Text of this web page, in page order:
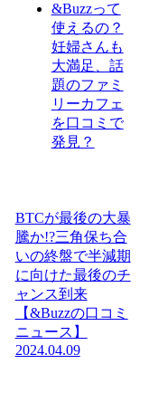
&Buzzって
使えるの？
妊婦さんも
大満足、話
題のファミ
リーカフェ
を口コミで
発見？
BTCが最後の大暴
騰か!?三角保ち合
いの終盤で半減期
に向けた最後のチ
ャンス到来
【&Buzzの口コミ
ニュース】
2024.04.09